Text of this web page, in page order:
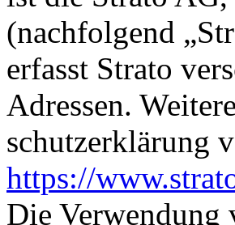
(nachfolgend
erfasst Strato
Adressen.
schutz­erklä­rung
https://
Die